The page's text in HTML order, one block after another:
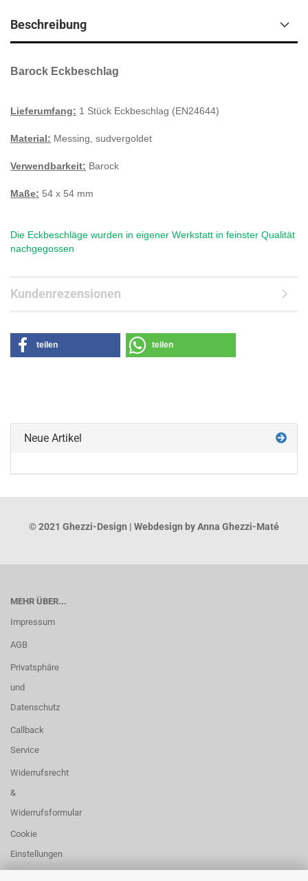
Beschreibung
Barock Eckbeschlag
Lieferumfang: 1 Stück Eckbeschlag (EN24644)
Material: Messing, sudvergoldet
Verwendbarkeit: Barock
Maße: 54 x 54 mm
Die Eckbeschläge wurden in eigener Werkstatt in feinster Qualität
nachgegossen
Kundenrezensionen
teilen teilen
Neue Artikel
© 2021 Ghezzi-Design | Webdesign by Anna Ghezzi-Maté
MEHR ÜBER...
Impressum
AGB
Privatsphäre
und
Datenschutz
Callback
Service
Widerrufsrecht
&
Widerrufsformular
Cookie
Einstellungen